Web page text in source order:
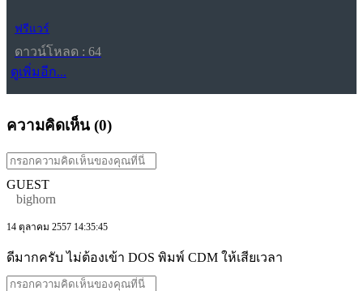
ฟรีแวร์
ดาวน์โหลด : 64
ดูเพิ่มอีก...
ความคิดเห็น (0)
GUEST
bighorn
14 ตุลาคม 2557 14:35:45
ดีมากครับ ไม่ต้องเข้า DOS พิมพ์ CDM ให้เสียเวลา